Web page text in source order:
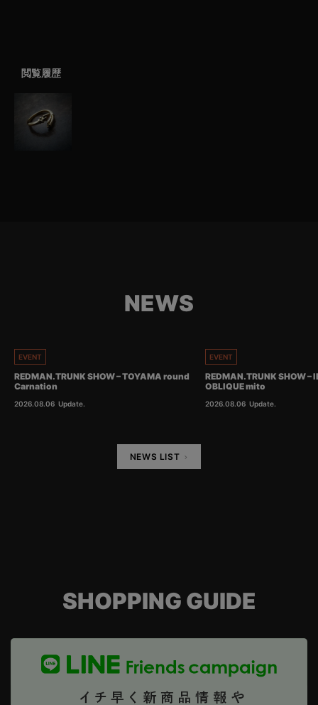
閲覧履歴
NEWS
EVENT
REDMAN.TRUNK SHOW – TOYAMA round
Carnation
2026.08.06 Update.
EVENT
REDMAN.TRUNK SHOW
OBLIQUE mito
2026.08.06 Update.
NEWS LIST
SHOPPING GUIDE